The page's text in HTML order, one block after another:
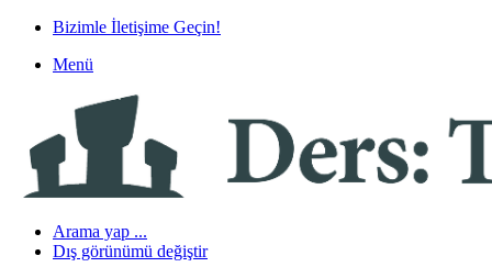
Bizimle İletişime Geçin!
Menü
Arama yap ...
Dış görünümü değiştir